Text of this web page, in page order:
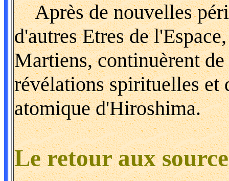
Après de nouvelles
d'autres Etres de
Martiens, continuèrent
révélations spirituelles et
atomique d'Hiroshima.
Le retour aux